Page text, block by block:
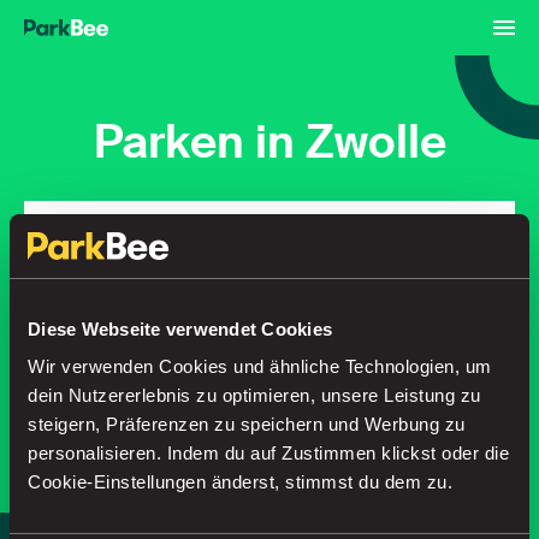
Diese Webseite verwendet Cookies
Wir verwenden Cookies und ähnliche Technologien, um
dein Nutzererlebnis zu optimieren, unsere Leistung zu
steigern, Präferenzen zu speichern und Werbung zu
personalisieren. Indem du auf Zustimmen klickst oder die
Cookie-Einstellungen änderst, stimmst du dem zu.
Parken in Zwolle
Buchungen
Finden Sie Ihren Parkplatz in
Sekundenschnelle
Suche
Parken Sie intelligenter, mit unserer